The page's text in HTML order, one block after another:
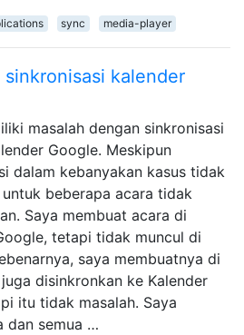
sync media-player
sinkronisasi kalender
masalah dengan sinkronisasi
Google. Meskipun
dalam kebanyakan kasus tidak
beberapa acara tidak
Saya membuat acara di
tetapi tidak muncul di
saya membuatnya di
disinkronkan ke Kalender
itu tidak masalah. Saya
dan semua …